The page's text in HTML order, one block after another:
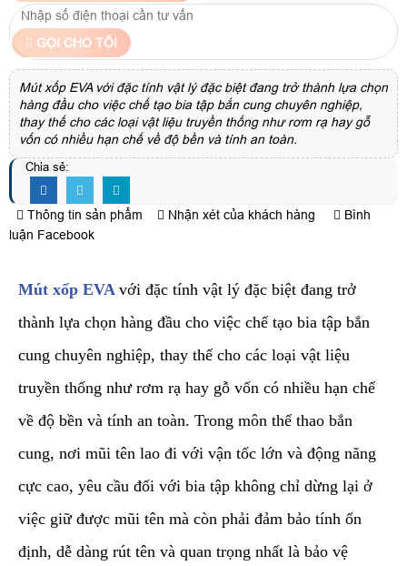
GỌI CHO TÔI
Mút xốp EVA với đặc tính vật lý đặc biệt đang trở thành lựa chọn
hàng đầu cho việc chế tạo bia tập bắn cung chuyên nghiệp,
thay thế cho các loại vật liệu truyền thống như rơm rạ hay gỗ
vốn có nhiều hạn chế về độ bền và tính an toàn.
Chia sẻ:
Thông tin sản phẩm Nhận xét của khách hàng
Bình
luận Facebook
Mút xốp EVA với đặc tính vật lý đặc biệt đang trở
thành lựa chọn hàng đầu cho việc chế tạo bia tập bắn
cung chuyên nghiệp, thay thế cho các loại vật liệu
truyền thống như rơm rạ hay gỗ vốn có nhiều hạn chế
về độ bền và tính an toàn. Trong môn thể thao bắn
cung, nơi mũi tên lao đi với vận tốc lớn và động năng
cực cao, yêu cầu đối với bia tập không chỉ dừng lại ở
việc giữ được mũi tên mà còn phải đảm bảo tính ổn
định, dễ dàng rút tên và quan trọng nhất là bảo vệ